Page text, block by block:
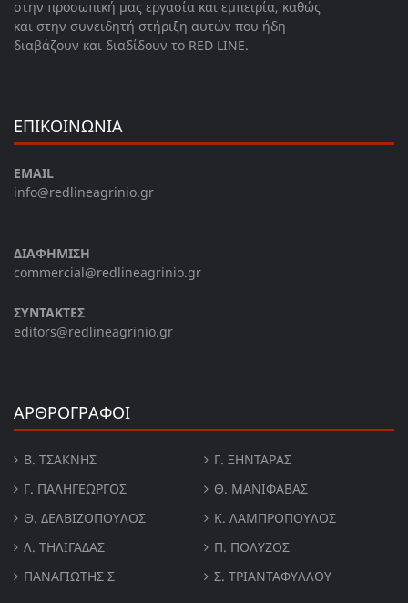
στην προσωπική μας εργασία και εμπειρία, καθώς
και στην συνειδητή στήριξη αυτών που ήδη
διαβάζουν και διαδίδουν το RED LINE.
ΕΠΙΚΟΙΝΩΝΙΑ
EMAIL
info@redlineagrinio.gr
ΔΙΑΦΗΜΙΣΗ
commercial@redlineagrinio.gr
ΣΥΝΤΑΚΤΕΣ
editors@redlineagrinio.gr
ΑΡΘΡΟΓΡΑΦΟΙ
Β. ΤΣΆΚΝΗΣ
Γ. ΞΗΝΤΆΡΑΣ
Γ. ΠΑΛΗΓΕΏΡΓΟΣ
Θ. ΜΑΝΙΦΑΒΑΣ
Θ. ΔΕΛΒΙΖΌΠΟΥΛΟΣ
Κ. ΛΑΜΠΡΟΠΟΥΛΟΣ
Λ. ΤΗΛΙΓΑΔΑΣ
Π. ΠΟΛΎΖΟΣ
ΠΑΝΑΓΙΏΤΗΣ Σ
Σ. ΤΡΙΑΝΤΑΦΥΛΛΟΥ